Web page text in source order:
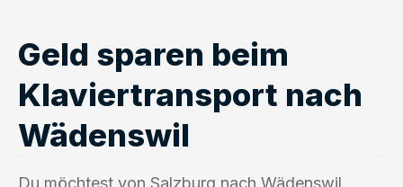
Geld sparen beim
Klaviertransport nach
Wädenswil
Du möchtest von Salzburg nach Wädenswil